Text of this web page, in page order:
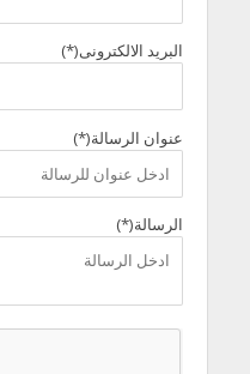
البريد الالكترونى(*)
عنوان الرسالة(*)
الرسالة(*)